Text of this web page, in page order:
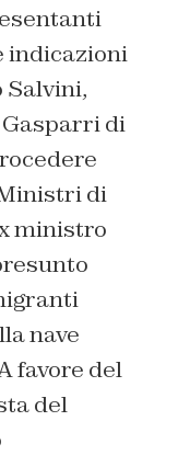
indicazioni
Salvini,
di
di
ministro
nave
favore del
del